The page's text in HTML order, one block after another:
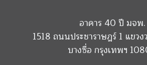
อาคาร 40 ปี มจพ.
1518 ถนนประชาราษฎร์ 1 แขวง
บางซื่อ กรุงเทพฯ